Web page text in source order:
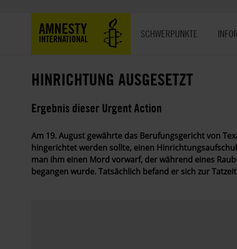
AMNESTY
INTERNATIONAL SCHWERPUNKTE
HINRICHTUNG AUSGESETZT
Ergebnis dieser Urgent Action
Am 19. August gewährte das Berufungsgericht von
hingerichtet werden sollte, einen
man ihm einen Mord vorwarf, der während eines
begangen wurde. Tatsächlich befand er sich zur